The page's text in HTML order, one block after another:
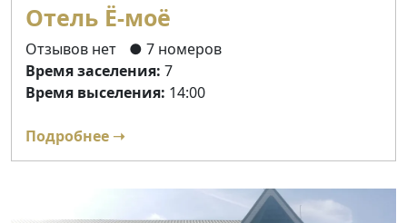
Отель Ё-моё
Отзывов нет
● 7 номеров
Время заселения: 7
Время выселения: 14:00
Подробнее ➝